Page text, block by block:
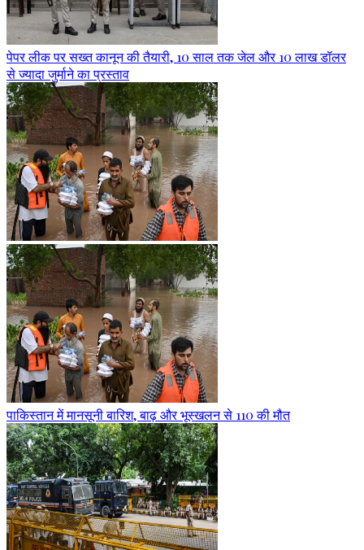
पेपर लीक पर सख्त कानून की तैयारी, 10 साल तक जेल और 10 लाख डॉलर
से ज्यादा जुर्माने का प्रस्ताव
पाकिस्तान में मानसूनी बारिश, बाढ़ और भूस्खलन से 110 की मौत